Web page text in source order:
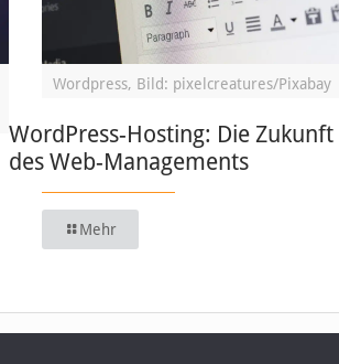
Wordpress, Bild: pixelcreatures/Pixabay
WordPress-Hosting: Die Zukunft
des Web-Managements
Mehr